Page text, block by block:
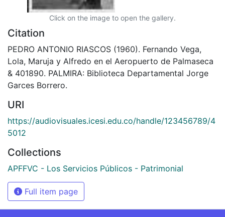
Click on the image to open the gallery.
Citation
PEDRO ANTONIO RIASCOS (1960). Fernando Vega,
Lola, Maruja y Alfredo en el Aeropuerto de Palmaseca
& 401890. PALMIRA: Biblioteca Departamental Jorge
Garces Borrero.
URI
https://audiovisuales.icesi.edu.co/handle/123456789/4
5012
Collections
APFFVC - Los Servicios Públicos - Patrimonial
Full item page